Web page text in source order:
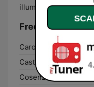
illuminare le
Frequenze Radio
Carolei:
Online
Castiglione
Cosenza: Online